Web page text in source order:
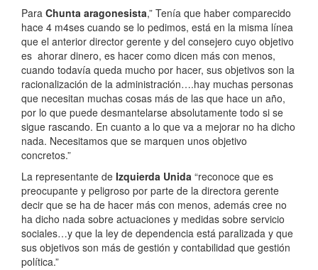
Para Chunta aragonesista,” Tenía que haber comparecido
hace 4 m4ses cuando se lo pedimos, está en la misma línea
que el anterior director gerente y del consejero cuyo objetivo
es ahorar dinero, es hacer como dicen más con menos,
cuando todavía queda mucho por hacer, sus objetivos son la
racionalización de la administración….hay muchas personas
que necesitan muchas cosas más de las que hace un año,
por lo que puede desmantelarse absolutamente todo si se
sigue rascando. En cuanto a lo que va a mejorar no ha dicho
nada. Necesitamos que se marquen unos objetivo
concretos.”
La representante de Izquierda Unida “reconoce que es
preocupante y peligroso por parte de la directora gerente
decir que se ha de hacer más con menos, además cree no
ha dicho nada sobre actuaciones y medidas sobre servicio
sociales…y que la ley de dependencia está paralizada y que
sus objetivos son más de gestión y contabilidad que gestión
política.”